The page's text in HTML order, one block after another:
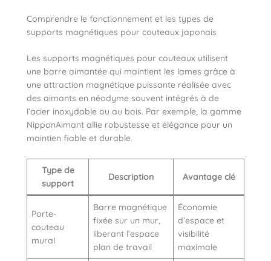
Comprendre le fonctionnement et les types de
supports magnétiques pour couteaux japonais
Les supports magnétiques pour couteaux utilisent
une barre aimantée qui maintient les lames grâce à
une attraction magnétique puissante réalisée avec
des aimants en néodyme souvent intégrés à de
l’acier inoxydable ou au bois. Par exemple, la gamme
NipponAimant allie robustesse et élégance pour un
maintien fiable et durable.
Type de
support
Description Avantage clé
Porte-
couteau
mural
Barre magnétique
fixée sur un mur,
liberant l’espace
plan de travail
Économie
d’espace et
visibilité
maximale